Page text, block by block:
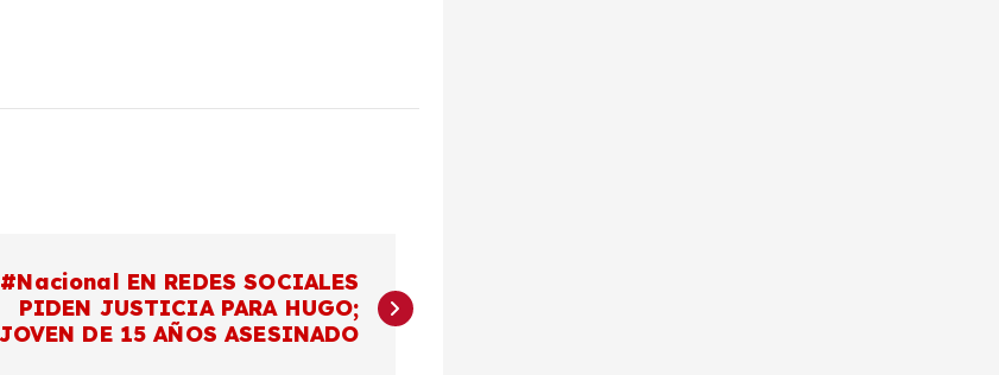
#Nacional EN REDES SOCIALES
PIDEN JUSTICIA PARA HUGO;
JOVEN DE 15 AÑOS ASESINADO